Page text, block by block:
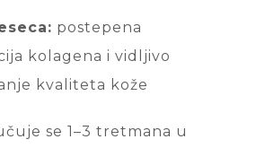
postepena
kolagena i vidljivo
kvaliteta kože
se 1–3 tretmana u